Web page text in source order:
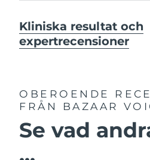
Kliniska resultat och
expertrecensioner
OBEROENDE
FRÅN BAZAAR
Se vad
...